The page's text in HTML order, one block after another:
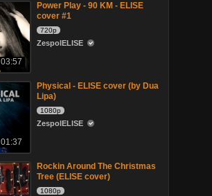
03:57
Power Play - 90 KM - ELISE
cover #1
720p
ZespolELISE
01:37
Physical - ELISE cover (by Dua
Lipa)
1080p
ZespolELISE
Rockin Around The Christmas
Tree (ELISE cover)
1080p